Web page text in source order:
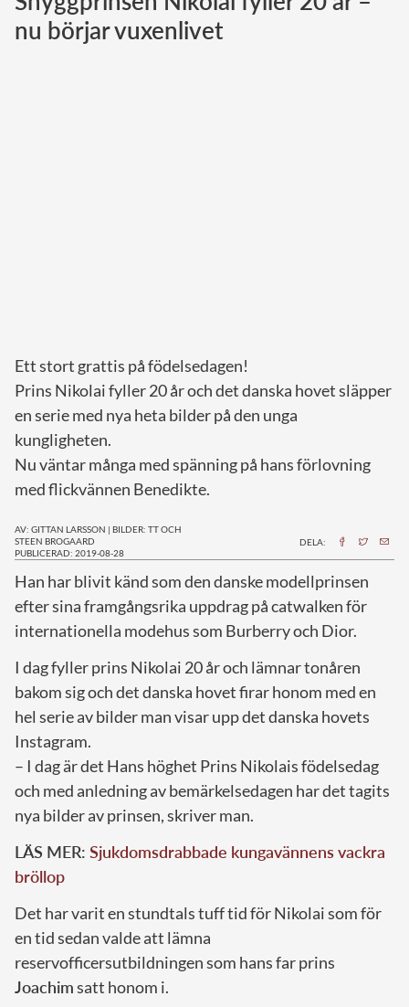
Norska kungahuset
nu börjar vuxenlivet
Ett stort grattis på födelsedagen!
Prins Nikolai fyller 20 år och det danska hovet släpper
en serie med nya heta bilder på den unga
kungligheten.
Nu väntar många med spänning på hans förlovning
med flickvännen Benedikte.
AV: GITTAN LARSSON | BILDER: TT OCH
STEEN BROGAARD
PUBLICERAD: 2019-08-28
DELA:
Han har blivit känd som den danske modellprinsen
efter sina framgångsrika uppdrag på catwalken för
internationella modehus som Burberry och Dior.
I dag fyller prins Nikolai 20 år och lämnar tonåren
bakom sig och det danska hovet firar honom med en
hel serie av bilder man visar upp det danska hovets
Instagram.
– I dag är det Hans höghet Prins Nikolais födelsedag
och med anledning av bemärkelsedagen har det tagits
nya bilder av prinsen, skriver man.
LÄS MER: Sjukdomsdrabbade kungavännens vackra
bröllop
Det har varit en stundtals tuff tid för Nikolai som för
en tid sedan valde att lämna
reservofficersutbildningen som hans far prins
Joachimsatt honom i.